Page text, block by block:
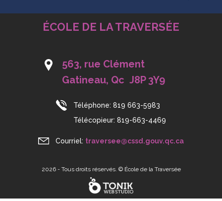
ÉCOLE DE LA TRAVERSÉE
563, rue Clément
Gatineau, Qc J8P 3Y9
Téléphone: 819 663-5983
Télécopieur: 819-663-4469
Courriel: traversee@cssd.gouv.qc.ca
2026 - Tous droits réservés. © École de la Traversée